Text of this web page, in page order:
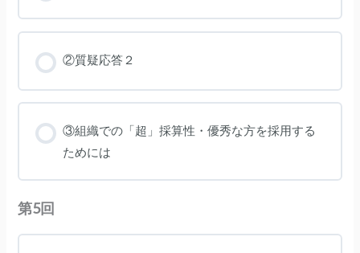
②質疑応答２
③組織での「超」採算性・優秀な方を採用する
ためには
第5回